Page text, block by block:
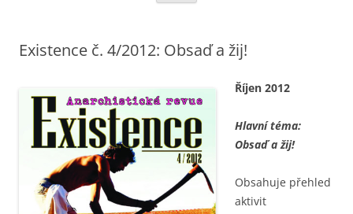
Existence č. 4/2012: Obsaď a žij!
Říjen 2012
Hlavní téma:
Obsaď a žij!
Obsahuje přehled
aktivit